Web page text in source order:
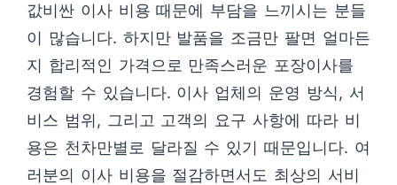
값비싼 이사 비용 때문에 부담을 느끼시는 분들
이 많습니다. 하지만 발품을 조금만 팔면 얼마든
지 합리적인 가격으로 만족스러운 포장이사를
경험할 수 있습니다. 이사 업체의 운영 방식, 서
비스 범위, 그리고 고객의 요구 사항에 따라 비
용은 천차만별로 달라질 수 있기 때문입니다. 여
러분의 이사 비용을 절감하면서도 최상의 서비